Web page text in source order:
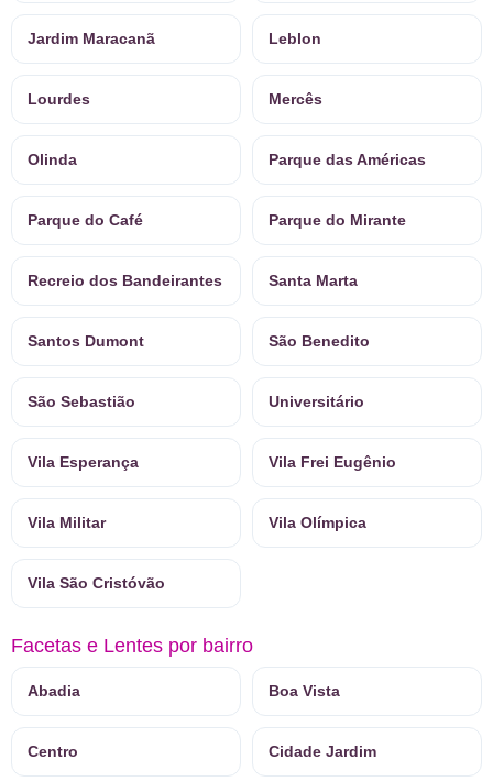
Jardim Maracanã Leblon
Lourdes Mercês
Olinda Parque das Américas
Parque do Café Parque do Mirante
Recreio dos Bandeirantes Santa Marta
Santos Dumont São Benedito
São Sebastião Universitário
Vila Esperança Vila Frei Eugênio
Vila Militar Vila Olímpica
Vila São Cristóvão
Facetas e Lentes por bairro
Abadia Boa Vista
Centro Cidade Jardim